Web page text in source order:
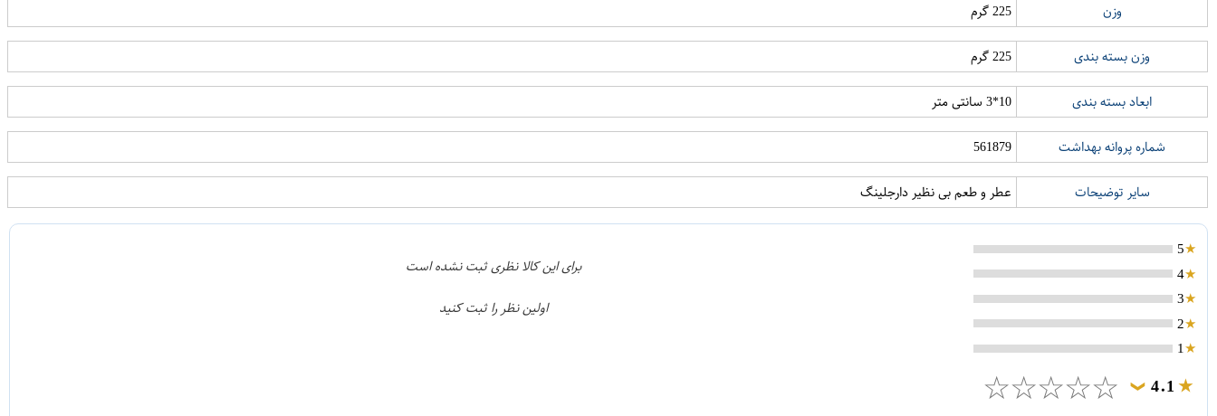
وزن 225 گرم
وزن بسته بندی 225 گرم
ابعاد بسته بندی 10*3 سانتی متر
شماره پروانه بهداشت 561879
سایر توضیحات عطر و طعم بی نظیر دارجلینگ
5
4
3
2
1
4.1
❯
☆
☆
☆
☆
☆
برای این کالا نظری ثبت نشده است
اولین نظر را ثبت کنید